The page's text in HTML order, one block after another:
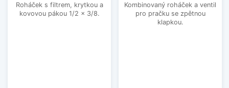
Roháček s filtrem, krytkou a
kovovou pákou 1/2 x 3/8.
Kombinovaný roháček a ventil
pro pračku se zpětnou
klapkou.